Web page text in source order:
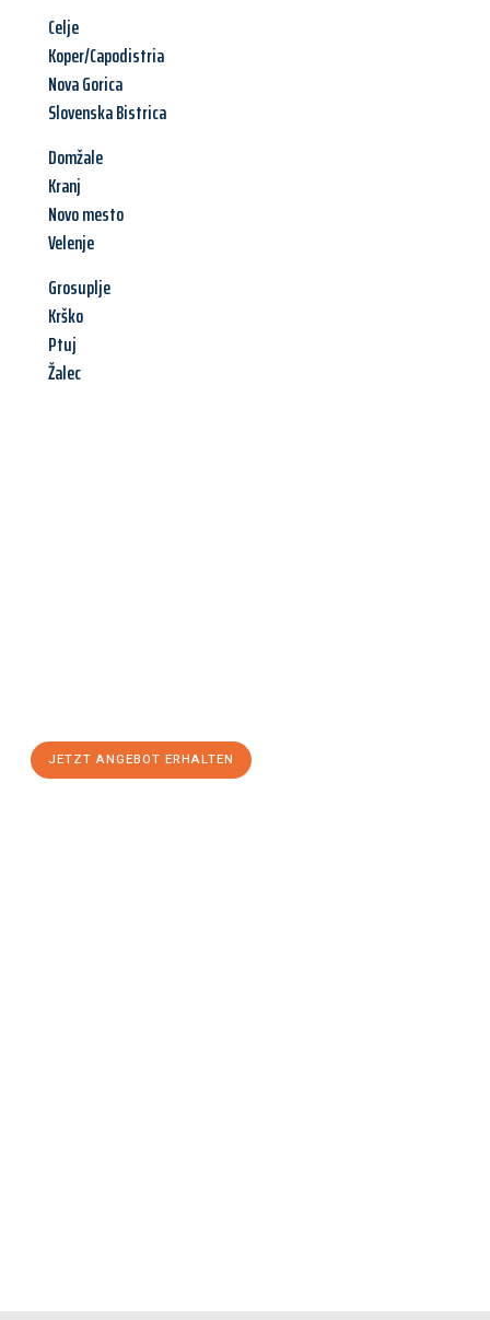
Celje
Koper/Capodistria
Nova Gorica
Slovenska Bistrica
Domžale
Kranj
Novo mesto
Velenje
Grosuplje
Krško
Ptuj
Žalec
JETZT ANGEBOT ERHALTEN